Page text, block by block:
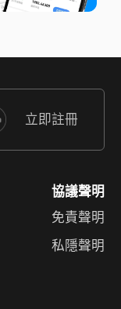
立即註冊
協議聲明
免責聲明
私隱聲明